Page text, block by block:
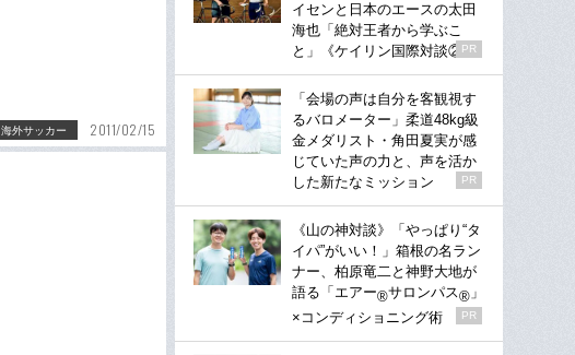
海外サッカー 2011/02/15
イセンと日本のエースの太田
海也「絶対王者から学ぶこ
と」《ケイリン国際対談②》
PR
「会場の声は自分を客観視す
るバロメーター」柔道48kg級
金メダリスト・角田夏実が感
じていた声の力と、声を活か
した新たなミッション
PR
《山の神対談》「やっぱり“タ
イパ”がいい！」箱根の名ラン
ナー、柏原竜二と神野大地が
語る「エアー®サロンパス® 」
×コンディショニング術
PR